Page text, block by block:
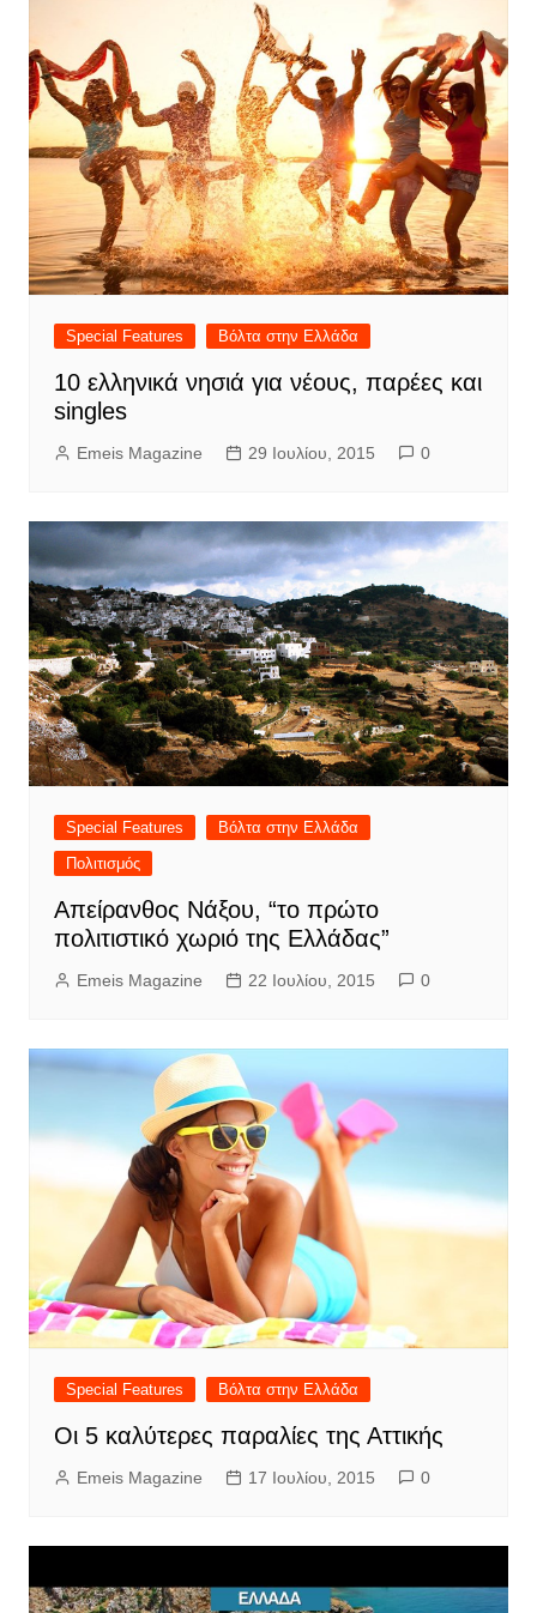
Special Features Βόλτα στην Ελλάδα
10 ελληνικά νησιά για νέους, παρέες και
singles
Emeis Magazine 29 Ιουλίου, 2015 0
Special Features
Βόλτα στην Ελλάδα
Πολιτισμός
Απείρανθος Νάξου, “το πρώτο
πολιτιστικό χωριό της Ελλάδας”
Emeis Magazine 22 Ιουλίου, 2015 0
Special Features Βόλτα στην Ελλάδα
Oι 5 καλύτερες παραλίες της Αττικής
Emeis Magazine 17 Ιουλίου, 2015 0